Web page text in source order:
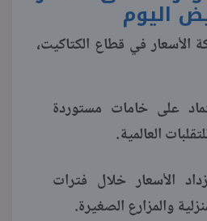
اليوم
في قطاع الكتاكيت،
على خامات مستوردة
العالمية.
الأسعار خلال فترات
والمزارع الصغيرة.